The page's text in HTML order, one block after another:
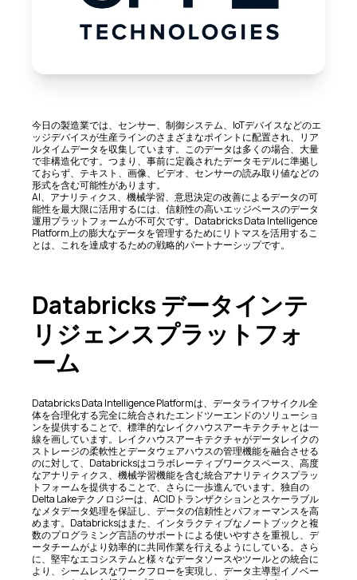
今日の製造業では、センサー、制御システム、IoTデバイスなどのエ
ッジデバイスが生産ラインのさまざまなポイントに配置され、リア
ルタイムデータを収集しています。このデータは多くの場合、大量
で非構造化です。つまり、事前に定義されたデータモデルに準拠し
ておらず、テキスト、画像、ビデオ、センサーの読み取り値などの
形式を含む可能性があります。
AI、アナリティクス、機械学習、意思決定の改善によるデータの可
能性を最大限に活用するには、信頼性の高いエッジベースのデータ
運用プラットフォームが不可欠です。Databricks Data Intelligence
Platform上の膨大なデータを管理するためにリトマスを活用するこ
とは、これを達成するための戦略的パートナーシップです。
Databricks データインテ
リジェンスプラットフォ
ーム
Databricks Data Intelligence Platformは、データライフサイクル全
体を合理化する完全に統合されたエンドツーエンドのソリューショ
ンを提供することで、標準的なレイクハウスアーキテクチャとは一
線を画しています。レイクハウスアーキテクチャがデータレイクの
ストレージの柔軟性とデータウェアハウスの管理機能を融合させる
のに対して、Databricksはコラボレーティブワークスペース、高度
なアナリティクス、機械学習機能を含む統合アナリティクスプラッ
トフォームを提供することで、さらに一歩進んでいます。独自の
Delta Lakeテクノロジーは、ACIDトランザクションとスケーラブル
なメタデータ処理を保証し、データの信頼性とパフォーマンスを高
めます。Databricksはまた、インタラクティブなノートブックと複
数のプログラミング言語のサポートによる使いやすさを重視し、デ
ータチームがより効率的に共同作業を行えるようにしている。さら
に、堅牢なエコシステムと様々なデータソースやツールとの統合に
より、シームレスなワークフローを実現し、データ主導型イノベー